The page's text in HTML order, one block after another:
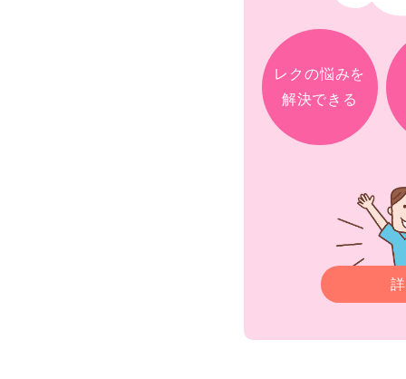
レクの悩みを
解決できる